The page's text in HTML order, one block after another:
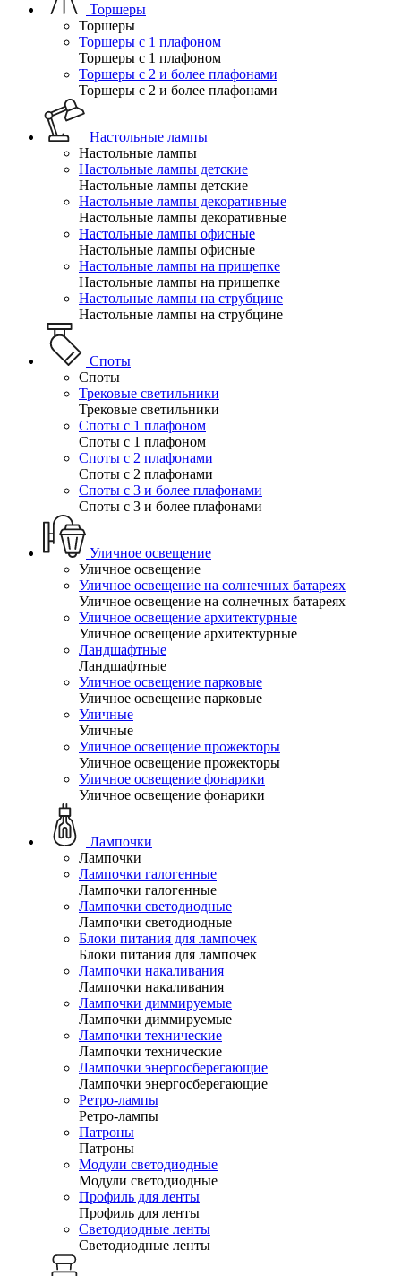
Торшеры
Торшеры
Торшеры с 1 плафоном
Торшеры с 1 плафоном
Торшеры с 2 и более плафонами
Торшеры с 2 и более плафонами
Настольные лампы
Настольные лампы
Настольные лампы детские
Настольные лампы детские
Настольные лампы декоративные
Настольные лампы декоративные
Настольные лампы офисные
Настольные лампы офисные
Настольные лампы на прищепке
Настольные лампы на прищепке
Настольные лампы на струбцине
Настольные лампы на струбцине
Споты
Споты
Трековые светильники
Трековые светильники
Споты с 1 плафоном
Споты с 1 плафоном
Споты с 2 плафонами
Споты с 2 плафонами
Споты с 3 и более плафонами
Споты с 3 и более плафонами
Уличное освещение
Уличное освещение
Уличное освещение на солнечных батареях
Уличное освещение на солнечных батареях
Уличное освещение архитектурные
Уличное освещение архитектурные
Ландшафтные
Ландшафтные
Уличное освещение парковые
Уличное освещение парковые
Уличные
Уличные
Уличное освещение прожекторы
Уличное освещение прожекторы
Уличное освещение фонарики
Уличное освещение фонарики
Лампочки
Лампочки
Лампочки галогенные
Лампочки галогенные
Лампочки светодиодные
Лампочки светодиодные
Блоки питания для лампочек
Блоки питания для лампочек
Лампочки накаливания
Лампочки накаливания
Лампочки диммируемые
Лампочки диммируемые
Лампочки технические
Лампочки технические
Лампочки энергосберегающие
Лампочки энергосберегающие
Ретро-лампы
Ретро-лампы
Патроны
Патроны
Модули светодиодные
Модули светодиодные
Профиль для ленты
Профиль для ленты
Светодиодные ленты
Светодиодные ленты